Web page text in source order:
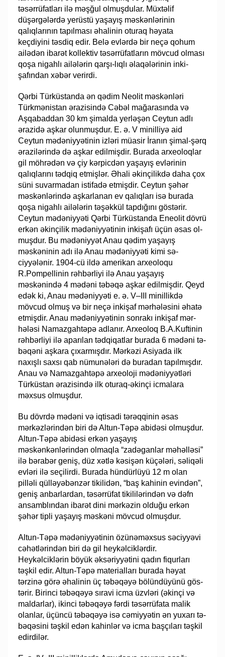
təsərrüfatları ilə məşğul ol­muş­­du­lar. Müxtəlif
düşərgələrdə yerüstü yaşayış məskənlərinin
qalıqlarının ta­pıl­ması əha­li­­nin oturaq həyata
keçdiyini təsdiq edir. Belə evlərdə bir neçə qohum
ailə­­dən iba­rət kol­lek­tiv təsərrüfatların mövcud olması
qoşa nigahlı ailələrin qar­şı-lıq­lı əla­qə­lə­rinin in­ki­
şafından xəbər verirdi.
Qərbi Türküstanda ən qədim Neolit məskənləri
Türkmənistan ərazisində Cə­bəl mağarasında və
Aşqabaddan 30 km şimalda yerləşən Ceytun adlı
ərazidə aşkar olun­­muş­dur. E. ə. V minilliyə aid
Ceytun mədəniyyətinin izləri müasir İranın şi­mal-şərq
əra­zi­lə­rin­də də aşkar edilmişdir. Burada arxeoloqlar
gil möhrədən və çiy kər­pic­dən yaşayış ev­lərinin
qalıqlarını tədqiq etmişlər. Əhali əkinçilikdə daha çox
sü­ni su­var­ma­dan is­tifadə etmişdir. Ceytun şəhər
məskənlərində aşkarlanan ev qa­lıq­­la­rı isə bu­ra­da
qoşa ni­gah­lı ailələrin təşəkkül tapdığını göstərir.
Ceytun mədə­niy­­­yə­ti Qərbi Türküstanda Eneolit dövrü
erkən əkinçilik mədəniyyətinin inkişafı üçün əsas ol­
muş­dur. Bu mədəniyyət Anau qədim yaşayış
məskəninin adı ilə Anau mə­də­niy­yəti kimi sə­
ciyyələnir. 1904-cü il­də amerikan arxeoloqu
R.Pompellinin rəh­­­bər­li­yi ilə Anau ya­şayış
məskənində 4 mədəni təbəqə aş­kar edilmişdir. Qeyd
edək ki, Anau mə­də­niy­­yəti e. ə. V–III minillikdə
mövcud olmuş və bir neçə inkişaf mər­­hə­lə­si­ni əhatə
et­mişdir. Anau mədəniyyətinin sonrakı inkişaf mər­
hələsi Na­maz­gah­təpə ad­­la­nır. Ar­xe­o­loq B.A.Kuftinin
rəhbərliyi ilə aparılan təd­qi­qatlar burada 6 mə­dəni tə­­
bə­qə­ni aş­ka­ra çıxarmışdır. Mərkəzi Asiyada ilk
naxışlı sax­sı qab nümu­nə­­­­­­ləri də bu­­ra­dan ta­pıl­mışdır.
Anau və Namazgahtəpə arxeoloji mə­də­niyyətləri
Tür­­­küstan əra­­zi­sin­də ilk oturaq-əkinçi icmalara
məxsus olmuşdur.
Bu dövrdə mədəni və iqtisadi tərəqqinin əsas
mərkəzlərindən biri də Altun-Tə­­­pə abidəsi olmuşdur.
Altun-Təpə abidəsi erkən yaşayış
məskənkənlərindən ol­maq­­­­la “zadəganlar məhəlləsi”
ilə bərabər geniş, düz xətlə kəsişən küçələri, səliqəli
ev­­­­ləri ilə seçilirdi. Burada hündürlüyü 12 m olan
pilləli qülləyəbənzər tikilidən, “baş ka­­hinin evindən”,
geniş anbarlardan, təsərrüfat tikililərindən və dəfn
an­samb­l­­ın­­­­­­­­dan iba­rət dini mərkəzin olduğu erkən
şəhər tipli yaşayış məskəni möv­cud ol­muş­­­­dur.
Altun-Təpə mədəniyyətinin özünəməxsus səciyyəvi
cəhətlərindən biri də gil hey­­kəlciklərdir.
Heykəlciklərin böyük əksəriyyətini qadın fiqurları
təşkil edir. Altun-Təpə materialları burada həyat
tərzinə görə əhalinin üç təbəqəyə bölündü­yü­nü gös­­­
tərir. Birinci təbəqəyə sıravi icma üzvləri (əkinçi və
maldarlar), ikinci təbə­qə­­yə fər­­­di təsərrüfata malik
olanlar, üçüncü təbəqəyə isə cəmiyyətin ən yuxarı tə­
bə­­qəsini təş­­­kil edən kahinlər və icma başçıları təşkil
edirdilər.